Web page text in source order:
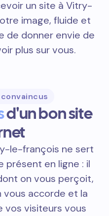
un site à Vitry-
image, fluide et
de donner envie de
plus sur vous.
d'un bon site
le-françois ne sert
présent en ligne : il
on vous perçoit,
vous accorde et la
vos visiteurs vous